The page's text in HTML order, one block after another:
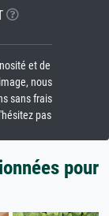
et de
nous
sans frais
pas
pour